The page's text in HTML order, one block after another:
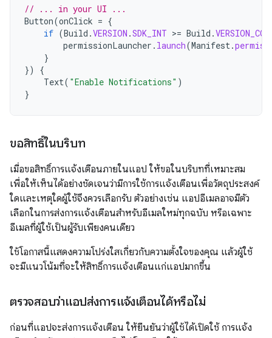
// ... in your UI ...
Button(onClick = {
if (Build .VERSION .SDK_INT >= Build .
permissionLauncher . launch(Manifest.
}
})
{
Text( "Enable Notifications" )
}
ขอสิทธิ์ในบริบท
เมื่อขอสิทธิ์การแจ้งเตือนภายในแอป ให้ขอในบริบทที่เหมาะสม
เพื่อให้เห็นได้อย่างชัดเจนว่ามีการใช้การแจ้งเตือนเพื่อวัตถุประสงค์
ใดและเหตุใดผู้ใช้จึงควรเลือกรับ ตัวอย่างเช่น แอปอีเมลอาจมีตัว
เลือกในการส่งการแจ้งเตือนสำหรับอีเมลใหม่ทุกฉบับ หรือเฉพาะ
อีเมลที่ผู้ใช้เป็นผู้รับเพียงคนเดียว
ใช้โอกาสนี้แสดงความโปร่งใสเกี่ยวกับความตั้งใจของคุณ แล้วผู้ใช้
จะมีแนวโน้มที่จะให้สิทธิ์การแจ้งเตือนแก่แอปมากขึ้น
ตรวจสอบว่าแอปส่งการแจ้งเตือนได้หรือไม่
ก่อนที่แอปจะส่งการแจ้งเตือน ให้ยืนยันว่าผู้ใช้ได้เปิดใช้ การแจ้ง